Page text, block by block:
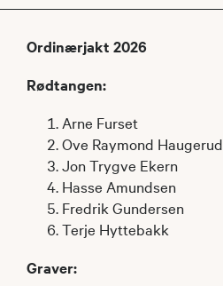
Ordinærjakt 2026
Rødtangen:
Arne Furset
Ove Raymond Haugerud
Jon Trygve Ekern
Hasse Amundsen
Fredrik Gundersen
Terje Hyttebakk
Graver: